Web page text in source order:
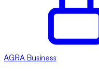
AGRA Business